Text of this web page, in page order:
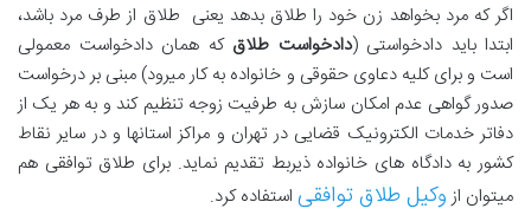
اگر که مرد بخواهد زن خود را طلاق بدهد یعنی طلاق از طرف مرد باشد،
ابتدا باید دادخواستی (دادخواست طلاق که همان دادخواست معمولی
است و برای کلیه دعاوی حقوقی و خانواده به کار میرود) مبنی بر درخواست
صدور گواهی عدم امکان سازش به طرفیت زوجه تنظیم کند و به هر یک از
دفاتر خدمات الکترونیک قضایی در تهران و مراکز استانها و در سایر نقاط
کشور به دادگاه های خانواده ذیربط تقدیم نماید. برای طلاق توافقی هم
میتوان ازوکیل طلاق توافقی استفاده کرد.